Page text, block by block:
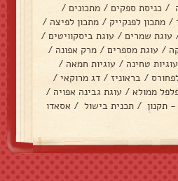
/ כניסת ספקים / מתכונים /
/ מתכון לפנקייק / מתכון לפיצה /
עוגת שמרים / עוגת ביסקוויטים /
/ עוגת מספרים / מרק אפונה /
עוגיות טחינה / עוגיות חמאה /
/ בראוניז / דג מרוקאי /
ממולא / עוגת גבינה אפויה /
תקנון / תכנית בישול / אסאדו